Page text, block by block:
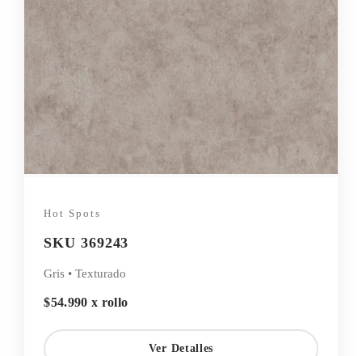
Hot Spots
SKU 369243
Gris • Texturado
$54.990 x rollo
Ver Detalles